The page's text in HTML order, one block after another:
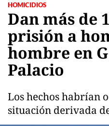
HOMICIDIOS
Dan más de
prisión a
hombre en
Palacio
Los hechos habrían
situación derivada